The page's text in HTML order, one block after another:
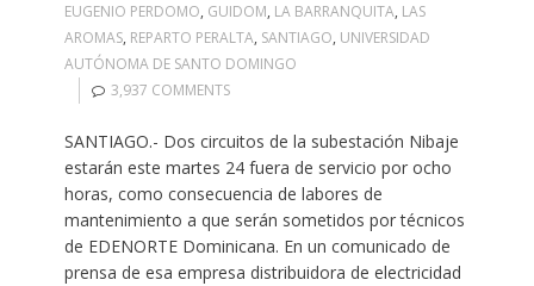
EUGENIO PERDOMO, GUIDOM, LA BARRANQUITA, LAS
AROMAS, REPARTO PERALTA, SANTIAGO, UNIVERSIDAD
AUTÓNOMA DE SANTO DOMINGO
3,937 COMMENTS
SANTIAGO.- Dos circuitos de la subestación Nibaje
estarán este martes 24 fuera de servicio por ocho
horas, como consecuencia de labores de
mantenimiento a que serán sometidos por técnicos
de EDENORTE Dominicana. En un comunicado de
prensa de esa empresa distribuidora de electricidad